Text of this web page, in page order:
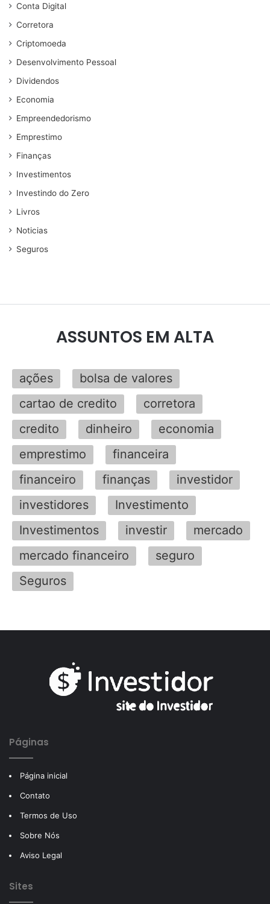
Conta Digital
Corretora
Criptomoeda
Desenvolvimento Pessoal
Dividendos
Economia
Empreendedorismo
Emprestimo
Finanças
Investimentos
Investindo do Zero
Livros
Noticias
Seguros
ASSUNTOS EM ALTA
ações
bolsa de valores
cartao de credito
corretora
credito
dinheiro
economia
emprestimo
financeira
financeiro
finanças
investidor
investidores
Investimento
Investimentos
investir
mercado
mercado financeiro
seguro
Seguros
Páginas
Página inicial
Contato
Termos de Uso
Sobre Nós
Aviso Legal
Sites